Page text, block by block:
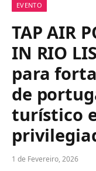
EVENTO
TAP AIR
IN RIO
para
de
turístico
1 de Fevereiro, 2026